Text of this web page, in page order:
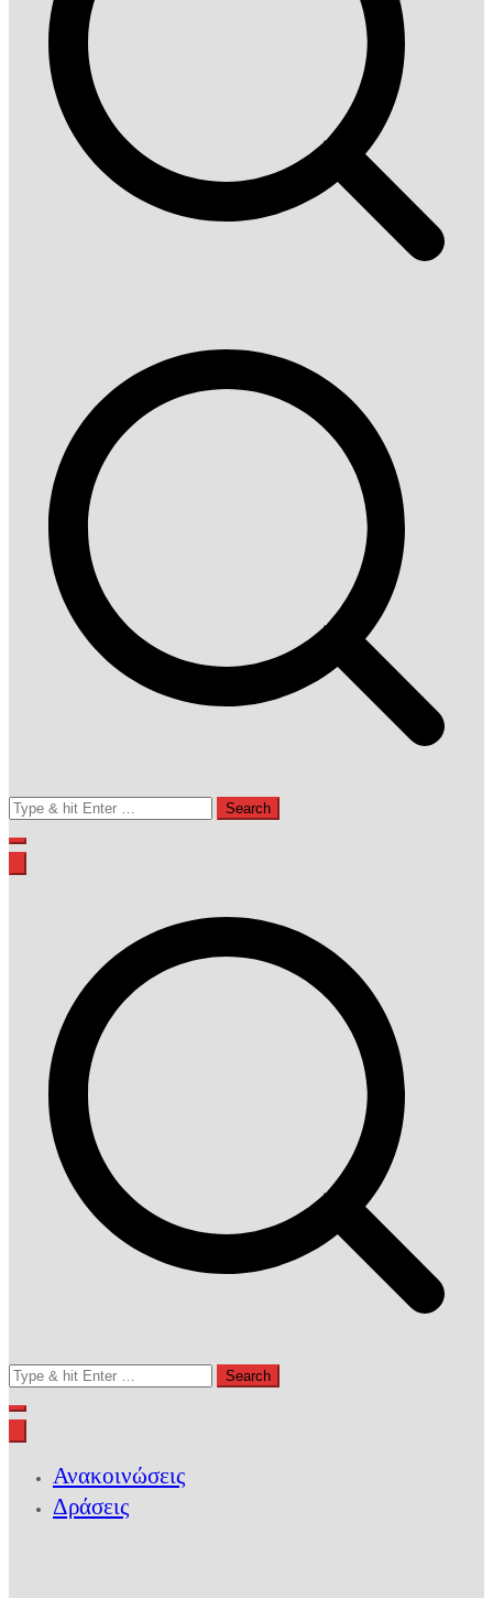
Search
for:
Search
for:
Ανακοινώσεις
Δράσεις